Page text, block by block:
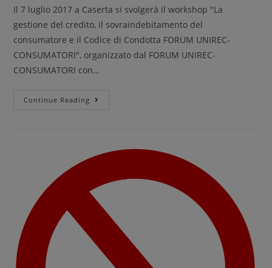
Il 7 luglio 2017 a Caserta si svolgerà il workshop "La
gestione del credito, il sovraindebitamento del
consumatore e il Codice di Condotta FORUM UNIREC-
CONSUMATORI", organizzato dal FORUM UNIREC-
CONSUMATORI con…
Continue Reading